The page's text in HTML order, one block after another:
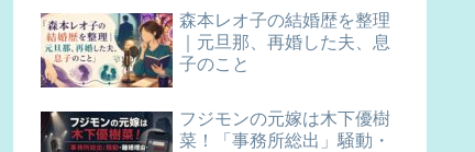
森本レオ子の結婚歴を整理
｜元旦那、再婚した夫、息
子のこと
フジモンの元嫁は木下優樹
菜！「事務所総出」騒動・